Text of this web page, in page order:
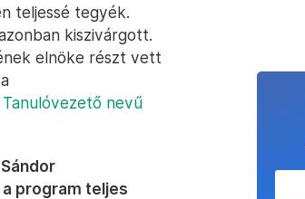
teljessé tegyék.
kiszivárgott.
elnöke részt vett
Tanulóvezető nevű
program teljes